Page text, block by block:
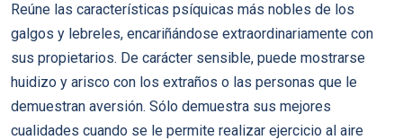
Reúne las características psíquicas más nobles de los
galgos y lebreles, encariñándose extraordinariamente con
sus propietarios. De carácter sensible, puede mostrarse
huidizo y arisco con los extraños o las personas que le
demuestran aversión. Sólo demuestra sus mejores
cualidades cuando se le permite realizar ejercicio al aire